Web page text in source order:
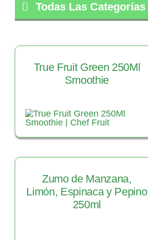
Todas Las Categorías
True Fruit Green 250Ml
Smoothie
Zumo de Manzana,
Limón, Espinaca y Pepino
250ml